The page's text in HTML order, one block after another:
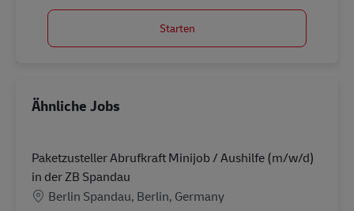
Starten
Ähnliche Jobs
Paketzusteller Abrufkraft Minijob / Aushilfe (m/w/d)
in der ZB Spandau
Standort
Berlin Spandau, Berlin, Germany